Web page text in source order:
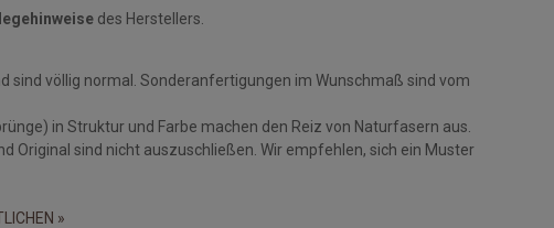
des Herstellers.
sind völlig normal. Sonderanfertigungen im Wunschmaß sind vom
in Struktur und Farbe machen den Reiz von Naturfasern aus.
Original sind nicht auszuschließen. Wir empfehlen, sich ein Muster
»